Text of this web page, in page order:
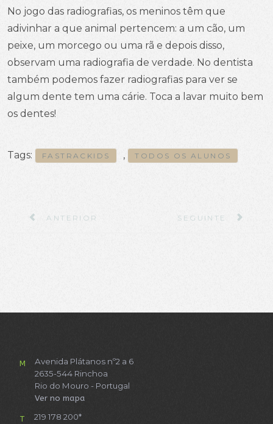
No jogo das radiografias, os meninos têm que
adivinhar a que animal pertencem: a um cão, um
peixe, um morcego ou uma rã e depois disso,
observam uma radiografia de verdade. No dentista
também podemos fazer radiografias para ver se
algum dente tem uma cárie. Toca a lavar muito bem
os dentes!
Tags: FASTRACKIDS , TODOS OS ALUNOS
ARTIGO ANTERIOR: DE CARRO, AVIÃO OU
ANTERIOR ARTIGO SEGUINTE:
SEGUINTE
M
Avenida Plátanos nº2 a 6
2635-544 Rinchoa
Rio do Mouro - Portugal
Ver no mapa
T 219 178 200*